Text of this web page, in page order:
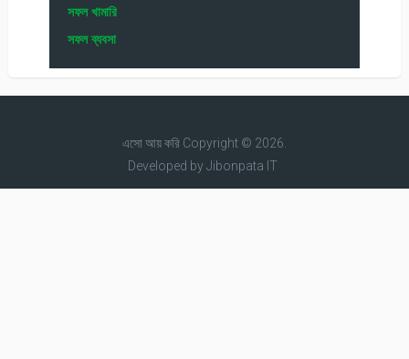
সফল খামারি
সফল ব্যবসা
এসো আয় করিCopyright © 2026.
Developed byJibonpata IT